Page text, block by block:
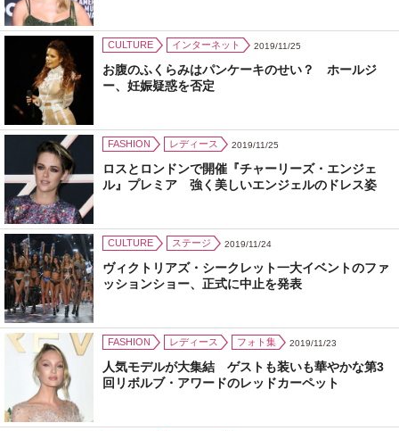
CULTURE インターネット 2019/11/25
お腹のふくらみはパンケーキのせい？ ホールジ
ー、妊娠疑惑を否定
FASHION レディース 2019/11/25
ロスとロンドンで開催『チャーリーズ・エンジェ
ル』プレミア 強く美しいエンジェルのドレス姿
CULTURE ステージ 2019/11/24
ヴィクトリアズ・シークレット一大イベントのファ
ッションショー、正式に中止を発表
FASHION レディース フォト集 2019/11/23
人気モデルが大集結 ゲストも装いも華やかな第3
回リボルブ・アワードのレッドカーペット